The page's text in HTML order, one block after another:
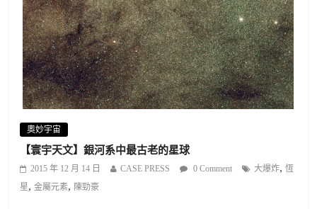
奧妙宇宙
【寰宇天文】銀河系中最古老的星球
2015 年 12 月 14 日 CASE PRESS 0 Comment 大爆炸,恆
星,金屬元素, 陳勁豪